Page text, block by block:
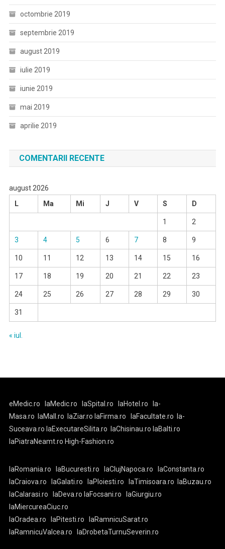
octombrie 2019
septembrie 2019
august 2019
iulie 2019
iunie 2019
mai 2019
aprilie 2019
COMENTARII RECENTE
august 2026
L
Ma Mi J V S D
1 2
3 4 5 6 7 8 9
10 11 12 13 14 15 16
17 18 19 20 21 22 23
24 25 26 27 28 29 30
31
« iul.
eMedic.ro laMedic.ro laSpital.ro laHotel.ro
la-
Masa.ro laMall.ro laZiar.rolaFirma.ro laFacultate.ro la-
Suceava.ro laExecutareSilita.ro laChisinau.ro laBalti.ro
laPiatraNeamt.ro High-Fashion.ro
laRomania.ro laBucuresti.ro laClujNapoca.ro
laConstanta.ro
laCraiova.ro
laGalati.ro laPloiesti.ro laTimisoara.ro laBuzau.ro
laCalarasi.ro
laDeva.ro laFocsani.ro
laGiurgiu.ro
laMiercureaCiuc.ro
laOradea.ro
laPitesti.ro
laRamnicuSarat.ro
laRamnicuValcea.ro
laDrobetaTurnuSeverin.ro